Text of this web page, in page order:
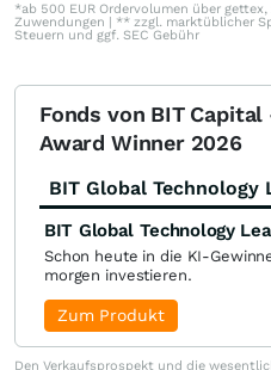
*ab 500 EUR Ordervolumen über
Zuwendungen | ** zzgl. marktüblicher
Steuern und ggf. SEC Gebühr
Fonds von BIT Capital
Award Winner 2026
BIT Global Technology
BIT Global Technology
Schon heute in die KI-
morgen investieren.
Zum Produkt
Den Verkaufsprospekt und die